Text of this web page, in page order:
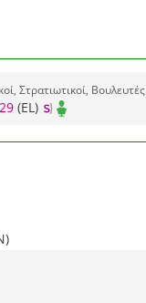
Στρατιωτικοί, Βουλευτές
(EL)